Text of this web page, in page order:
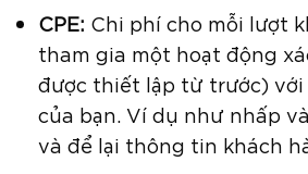
CPE: Chi phí cho mỗi lượt
tham gia một hoạt động
được thiết lập từ trước) với
của bạn. Ví dụ như nhấp
và để lại thông tin khách